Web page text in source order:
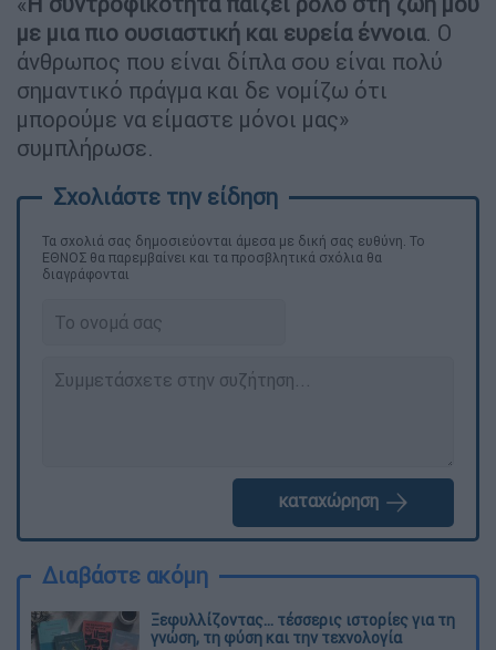
με μια πιο ουσιαστική και ευρεία έννοια. Ο
άνθρωπος που είναι δίπλα σου είναι πολύ
σημαντικό πράγμα και δε νομίζω ότι
μπορούμε να είμαστε μόνοι μας»
συμπλήρωσε.
Τα σχολιά σας δημοσιεύονται άμεσα με δική σας ευθύνη. Το
ΕΘΝΟΣ θα παρεμβαίνει και τα προσβλητικά σχόλια θα
διαγράφονται
καταχώρηση
Διαβάστε ακόμη
Ξεφυλλίζοντας... τέσσερις ιστορίες για τη
γνώση, τη φύση και την τεχνολογία